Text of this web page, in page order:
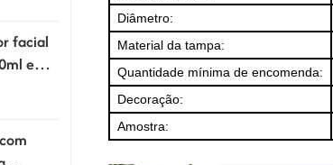
facial
e
flip-
Diâmetro:
Material da tampa:
Quantidade mínima de encomenda:
Decoração:
Amostra: